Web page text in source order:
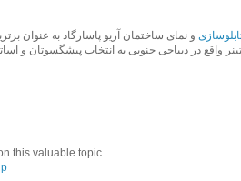
واقع در دیباجی جنوبی به انتخاب پیشگسوتان و
this valuable topic.